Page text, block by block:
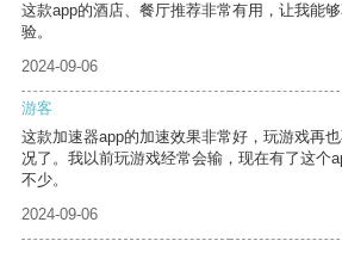
这款app的酒店、餐厅推荐非常有用，让我能
验。
2024-09-06
游客
这款加速器app的加速效果非常好，玩游戏再
况了。我以前玩游戏经常会输，现在有了这个
不少。
2024-09-06